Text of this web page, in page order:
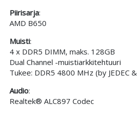
Piirisarja:
AMD B650
Muisti:
4 x DDR5 DIMM, maks. 128GB
Dual Channel -muistiarkkitehtuuri
Tukee: DDR5 4800 MHz (by JEDEC
Audio:
Realtek® ALC897 Codec